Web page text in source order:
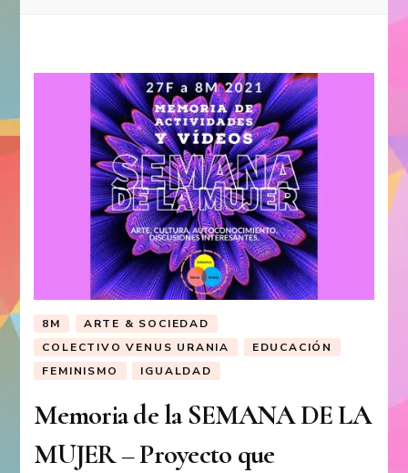
8M
ARTE & SOCIEDAD
COLECTIVO VENUS URANIA
EDUCACIÓN
FEMINISMO
IGUALDAD
Memoria de la SEMANA DE LA
MUJER – Proyecto que